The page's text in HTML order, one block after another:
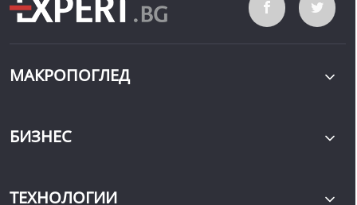
МАКРОПОГЛЕД
БИЗНЕС
ТЕХНОЛОГИИ